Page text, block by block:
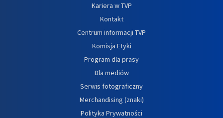
Kariera w TVP
Kontakt
Centrum informacji TVP
Komisja Etyki
Program dla prasy
Dla mediów
Serwis fotograficzny
Merchandising (znaki)
Polityka Prywatności